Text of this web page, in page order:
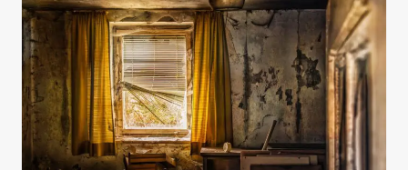
KDE
KUPOVAT
STAVEBNÍ
MATERIÁL